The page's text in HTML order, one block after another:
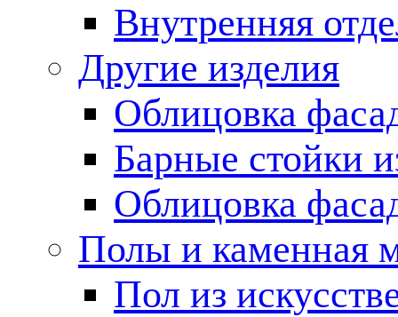
Внутренняя
Другие изделия
Облицовка
Барные стойки
Облицовка
Полы и каменная
Пол из